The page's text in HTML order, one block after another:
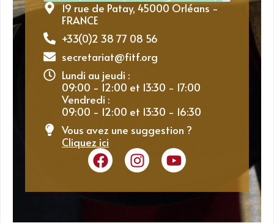
19 rue de Patay, 45000 Orléans -
FRANCE
+33(0)2 38 77 08 56
secretariat@fitf.org
Lundi au jeudi :
09:00 - 12:00 et 13:30 - 17:00
Vendredi :
09:00 - 12:00 et 13:30 - 16:30
Vous avez une suggestion ?
Cliquez ici